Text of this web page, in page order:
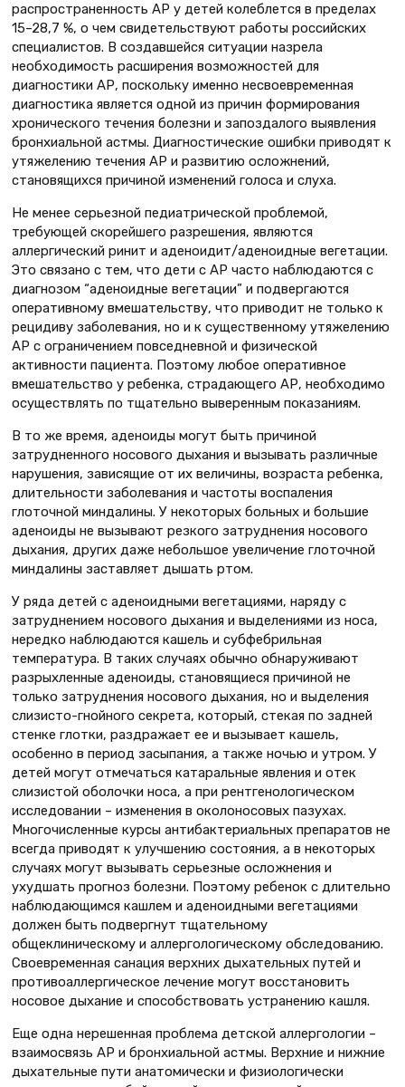
распространенность АР у детей колеблется в пределах
15–28,7 %, о чем свидетельствуют работы российских
специалистов. В создавшейся ситуации назрела
необходимость расширения возможностей для
диагностики АР, поскольку именно несвоевременная
диагностика является одной из причин формирования
хронического течения болезни и запоздалого выявления
бронхиальной астмы. Диагностические ошибки приводят к
утяжелению течения АР и развитию осложнений,
становящихся причиной изменений голоса и слуха.
Не менее серьезной педиатрической проблемой,
требующей скорейшего разрешения, являются
аллергический ринит и аденоидит/аденоидные вегетации.
Это связано с тем, что дети с АР часто наблюдаются с
диагнозом “аденоидные вегетации” и подвергаются
оперативному вмешательству, что приводит не только к
рецидиву заболевания, но и к существенному утяжелению
АР с ограничением повседневной и физической
активности пациента. Поэтому любое оперативное
вмешательство у ребенка, страдающего АР, необходимо
осуществлять по тщательно выверенным показаниям.
В то же время, аденоиды могут быть причиной
затрудненного носового дыхания и вызывать различные
нарушения, зависящие от их величины, возраста ребенка,
длительности заболевания и частоты воспаления
глоточной миндалины. У некоторых больных и большие
аденоиды не вызывают резкого затруднения носового
дыхания, других даже небольшое увеличение глоточной
миндалины заставляет дышать ртом.
У ряда детей с аденоидными вегетациями, наряду с
затруднением носового дыхания и выделениями из носа,
нередко наблюдаются кашель и субфебрильная
температура. В таких случаях обычно обнаруживают
разрыхленные аденоиды, становящиеся причиной не
только затруднения носового дыхания, но и выделения
слизисто-гнойного секрета, который, стекая по задней
стенке глотки, раздражает ее и вызывает кашель,
особенно в период засыпания, а также ночью и утром. У
детей могут отмечаться катаральные явления и отек
слизистой оболочки носа, а при рентгенологическом
исследовании – изменения в околоносовых пазухах.
Многочисленные курсы антибактериальных препаратов не
всегда приводят к улучшению состояния, а в некоторых
случаях могут вызывать серьезные осложнения и
ухудшать прогноз болезни. Поэтому ребенок с длительно
наблюдающимся кашлем и аденоидными вегетациями
должен быть подвергнут тщательному
общеклиническому и аллергологическому обследованию.
Своевременная санация верхних дыхательных путей и
противоаллергическое лечение могут восстановить
носовое дыхание и способствовать устранению кашля.
Еще одна нерешенная проблема детской аллергологии –
взаимосвязь АР и бронхиальной астмы. Верхние и нижние
дыхательные пути анатомически и физиологически